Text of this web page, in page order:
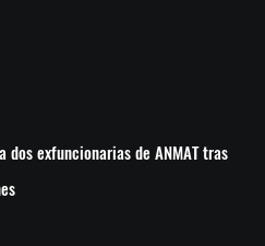
exfuncionarias de ANMAT tras